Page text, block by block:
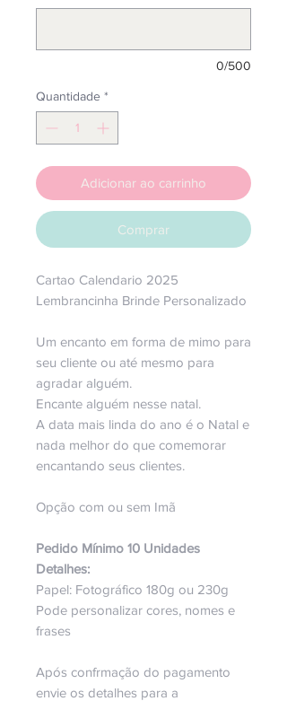
0/500
Quantidade *
Adicionar ao carrinho
Comprar
Cartao Calendario 2025
Lembrancinha Brinde Personalizado
Um encanto em forma de mimo para
seu cliente ou até mesmo para
agradar alguém.
Encante alguém nesse natal.
A data mais linda do ano é o Natal e
nada melhor do que comemorar
encantando seus clientes.
Opção com ou sem Imã
Pedido Mínimo 10 Unidades
Detalhes:
Papel: Fotográfico 180g ou 230g
Pode personalizar cores, nomes e
frases
Após confrmação do pagamento
envie os detalhes para a